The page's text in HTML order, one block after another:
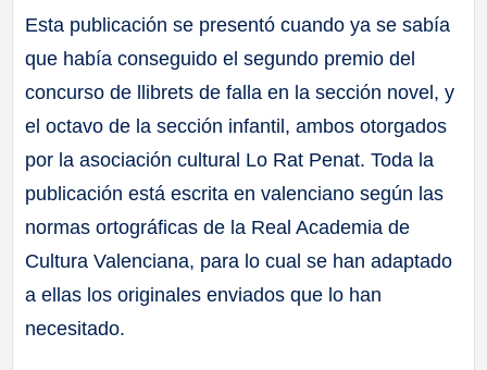
Esta publicación se presentó cuando ya se sabía
que había conseguido el segundo premio del
concurso de llibrets de falla en la sección novel, y
el octavo de la sección infantil, ambos otorgados
por la asociación cultural Lo Rat Penat. Toda la
publicación está escrita en valenciano según las
normas ortográficas de la Real Academia de
Cultura Valenciana, para lo cual se han adaptado
a ellas los originales enviados que lo han
necesitado.